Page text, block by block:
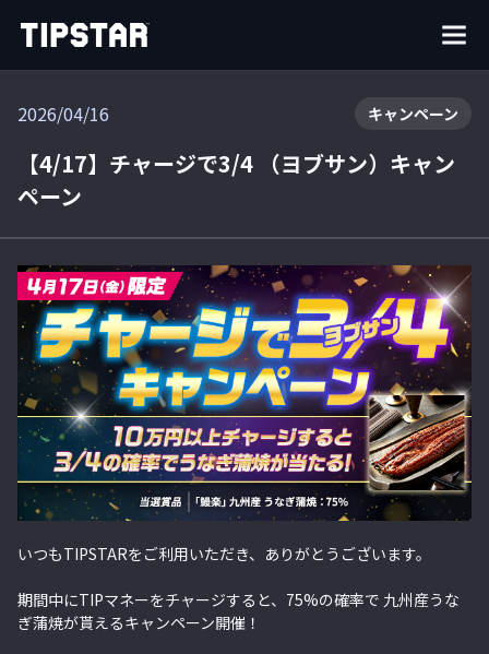
2026/04/16 キャンペーン
【4/17】チャージで3/4 （ヨブサン）キャン
ペーン
いつもTIPSTARをご利用いただき、ありがとうございます。
期間中にTIPマネーをチャージすると、75%の確率で 九州産うな
ぎ蒲焼が貰えるキャンペーン開催！